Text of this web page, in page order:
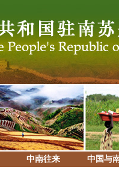
中南往来 中国与